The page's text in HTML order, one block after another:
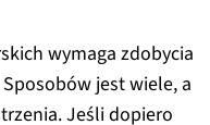
wymaga zdobycia
jest wiele, a
Jeśli dopiero